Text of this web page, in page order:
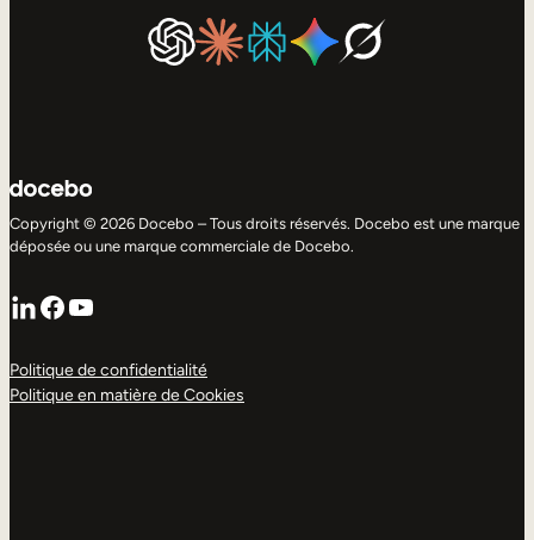
Copyright © 2026 Docebo – Tous droits réservés. Docebo est une marque
déposée ou une marque commerciale de Docebo.
LinkedIn
Facebook
YouTube
Politique de confidentialité
Politique en matière de Cookies